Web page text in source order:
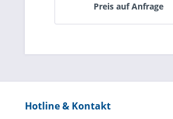
Preis auf Anfrage
Hotline & Kontakt